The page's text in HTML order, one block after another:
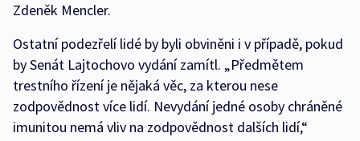
Zdeněk Mencler.
Ostatní podezřelí lidé by byli obviněni i v případě, pokud
by Senát Lajtochovo vydání zamítl. „Předmětem
trestního řízení je nějaká věc, za kterou nese
zodpovědnost více lidí. Nevydání jedné osoby chráněné
imunitou nemá vliv na zodpovědnost dalších lidí,“